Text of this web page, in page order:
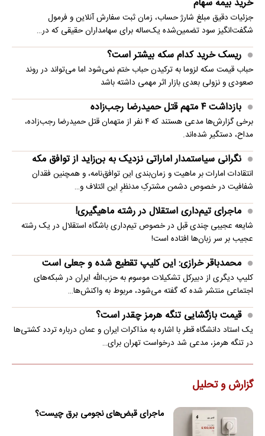
خرید بیمه سهام
جزئیات دقیق مبلغ شارژ حساب، زمان ثبت سفارش آنلاین و فرمول
شگفت‌انگیز سود تضمین‌شده یک‌ساله برای سهامداران حقیقی که در…
ریسک خرید کدام سکه بیشتر است؟
حباب قیمت سکه لزوما به ترکیدن حباب ختم نمی‌شود اما می‌تواند در روند
صعودی و نزولی بعدی بازار اثر مهمی داشته باشد
بازداشت ۴ متهم قتل حمیدرضا رجب‌زاده
برخی گزارش‌ها مدعی هستند که ۴ نفر از متهمان قتل حمیدرضا رجب‌زاده،
مداح، دستگیر شده‌اند.
نگرانی سیاستمدار اماراتی نزدیک به بن‌زاید از توافق مکه
انتقادات امارات بر ماهیت و زمان‌بندی این توافق‌نامه، و همچنین فقدان
شفافیت در خصوص دشمن مشترکِ مدنظرِ این ائتلاف و…
ماجرای تیم‌داری استقلال در رشته ماهیگیری!
شایعه عجیبی چندی قبل در خصوص تیم‌داری باشگاه استقلال در یک رشته
عجیب بر سر زبان‌ها افتاده است!
محمدباقر خرازی: این کلیپ تقطیع شده و جعلی است
کلیپ دیگری از دبیرکل تشکیلات موسوم به حزب‌الله ایران در شبکه‌های
اجتماعی منتشر شده که گفته می‌شود، مربوط به واکنش‌ها…
قیمت بازگشایی تنگه هرمز چقدر است؟
یک استاد دانشگاه قطر با اشاره به مذاکرات ایران و عمان درباره تردد کشتی‌ها
در تنگه هرمز، مدعی شد درخواست تهران برای…
گزارش و تحلیل
ماجرای قبض‌های نجومی برق چیست؟